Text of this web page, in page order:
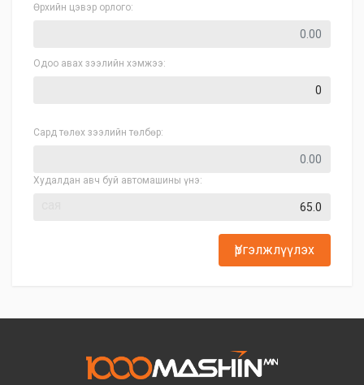
Өрхийн цэвэр орлого:
Одоо авах зээлийн хэмжээ:
Сард төлөх зээлийн төлбөр:
Худалдан авч буй автомашины үнэ:
Үргэлжлүүлэх